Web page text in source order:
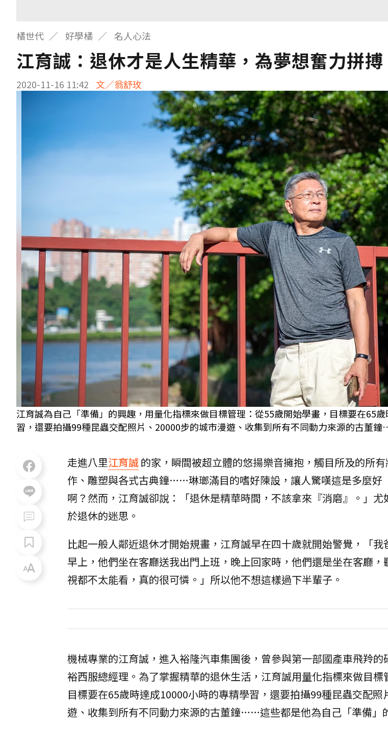
橘世代 好學橘 名人心法
江育誠：退休才是人生精華，為夢想奮力拼搏
2020-11-16 11:42 文／翁舒玫
江育誠為自己「準備」的興趣，用量化指標來做目標管理：從55歲開始學畫，目標要在65
習，還要拍攝99種昆蟲交配照片、20000步的城市漫遊、收集到所有不同動力來源的古董
走進八里江育誠的家，瞬間被超立體的悠揚樂音擁抱，觸目所及的所
作、雕塑與各式古典鐘……琳瑯滿目的嗜好陳設，讓人驚嘆這是多麼好
啊？然而，江育誠卻說：「退休是精華時間，不該拿來『消磨』。」
於退休的迷思。
比起一般人鄰近退休才開始規畫，江育誠早在四十歲就開始警覺，「
早上，他們坐在客廳送我出門上班，晚上回家時，他們還是坐在客廳
視都不太能看，真的很可憐。」所以他不想這樣過下半輩子。
機械專業的江育誠，進入裕隆汽車集團後，曾參與第一部國產車飛羚
裕西服總經理。為了掌握精華的退休生活，江育誠用量化指標來做目標
目標要在65歲時達成10000小時的專精學習，還要拍攝99種昆蟲交配照
遊、收集到所有不同動力來源的古董鐘……這些都是他為自己「準備」